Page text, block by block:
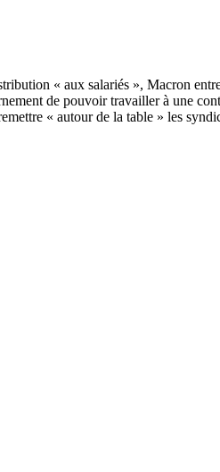
de pouvoir travailler à une
« autour de la table » les